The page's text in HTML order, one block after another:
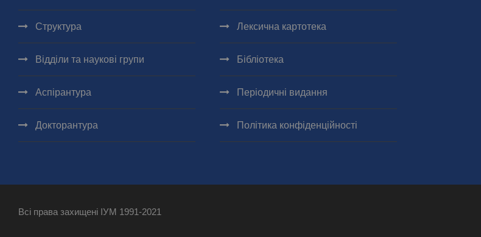
Структура
Відділи та наукові групи
Аспірантура
Докторантура
Лексична картотека
Бібліотека
Періодичні видання
Політика конфіденційності
Всі права захищені ІУМ 1991-2021